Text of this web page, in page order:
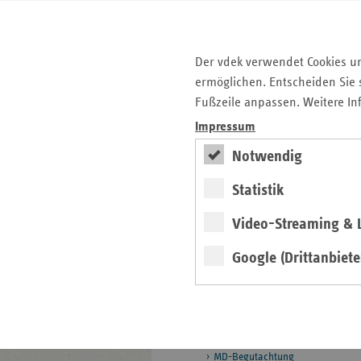
Der vdek verwendet Cookies
ermöglichen. Entscheiden
Fußzeile anpassen. Weitere
Impressum
Notwendig
Statistik
Video-Streaming &
Google
Gesundheitsförderung
Selbsthilfeförderung
Digitale Versorgung und
Telematik
Vorsorge und Rehabilitation
Ausland: Vorsorge und
Abhängigkeitserkrankungen
MD-Begutachtung